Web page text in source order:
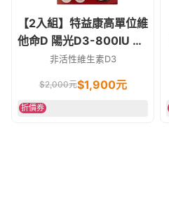
【2入組】特益康高單位維
他命D 陽光D3-800IU 60
錠
非活性維生素D3
$2,000元$1,900元
折價券